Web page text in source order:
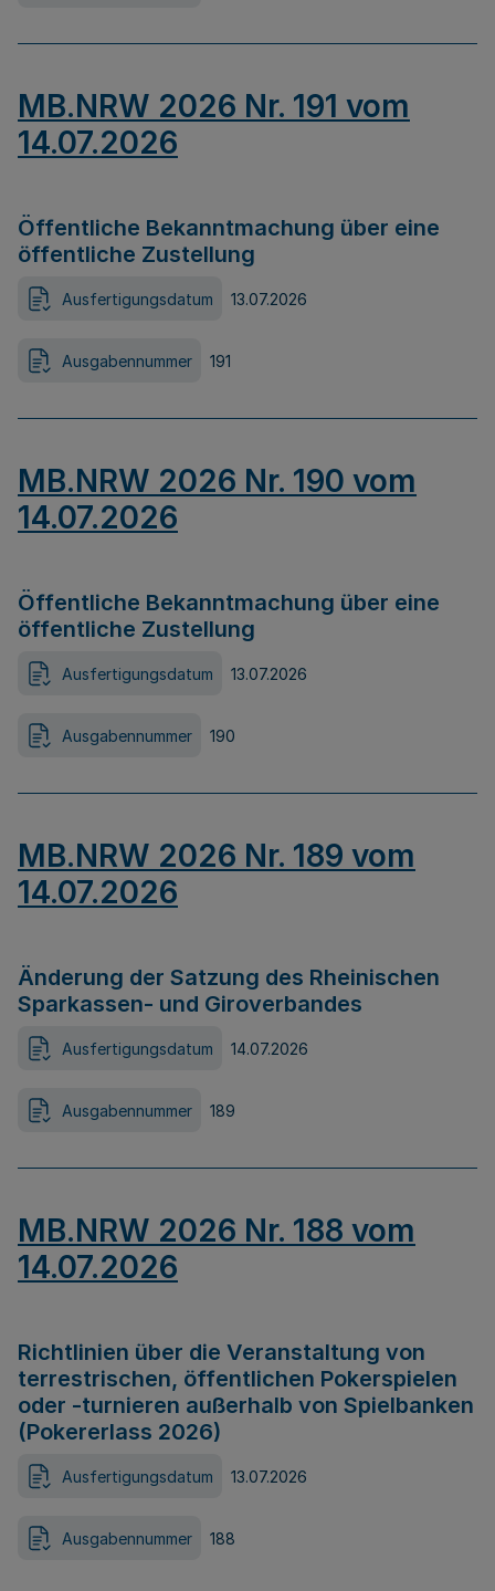
MB.NRW 2026 Nr. 191 vom
14.07.2026
Öffentliche Bekanntmachung über eine
öffentliche Zustellung
Ausfertigungsdatum 13.07.2026
Ausgabennummer 191
MB.NRW 2026 Nr. 190 vom
14.07.2026
Öffentliche Bekanntmachung über eine
öffentliche Zustellung
Ausfertigungsdatum 13.07.2026
Ausgabennummer 190
MB.NRW 2026 Nr. 189 vom
14.07.2026
Änderung der Satzung des Rheinischen
Sparkassen- und Giroverbandes
Ausfertigungsdatum 14.07.2026
Ausgabennummer 189
MB.NRW 2026 Nr. 188 vom
14.07.2026
Richtlinien über die Veranstaltung von
terrestrischen, öffentlichen Pokerspielen
oder -turnieren außerhalb von Spielbanken
(Pokererlass 2026)
Ausfertigungsdatum 13.07.2026
Ausgabennummer 188